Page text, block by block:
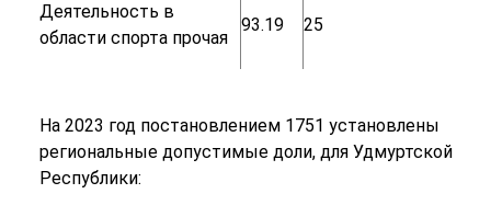
Деятельность в
области спорта прочая
93.19 25
На 2023 год постановлением 1751 установлены
региональные допустимые доли, для Удмуртской
Республики: